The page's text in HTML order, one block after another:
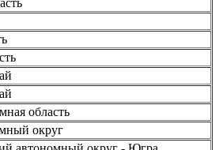
область
округ